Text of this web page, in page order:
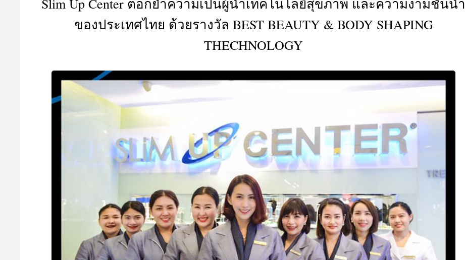
&
Slim Up Center ตอกย้ำความเป็นผู้นำเทคโนโลยีสุขภาพ และความงามชั้นนำ
ของประเทศไทย ด้วยรางวัล BEST BEAUTY & BODY SHAPING
THECHNOLOGY